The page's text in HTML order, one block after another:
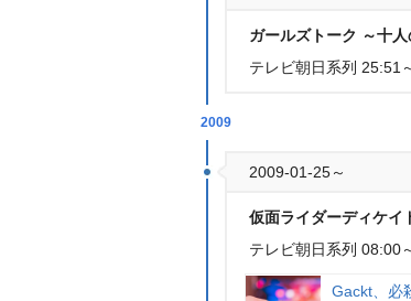
ガールズトーク ～十
テレビ朝日系列 25:51
2009
2009-01-25～
仮面ライダーディケイ
テレビ朝日系列 08:00
Gackt、必